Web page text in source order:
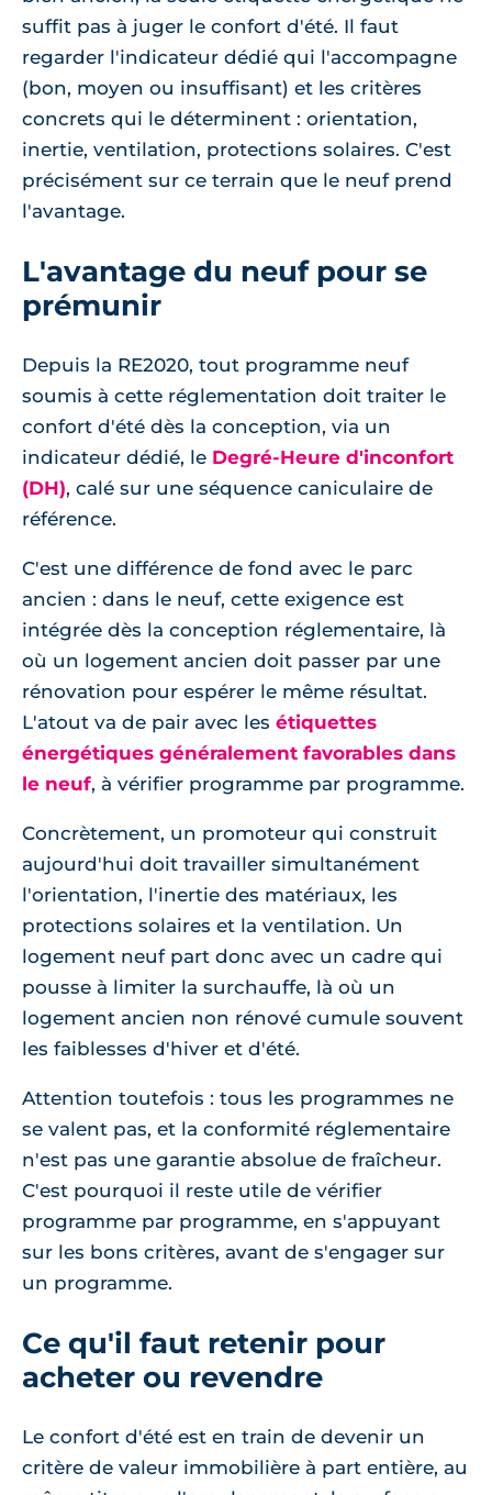
suffit pas à juger le confort d'été. Il faut
regarder l'indicateur dédié qui l'accompagne
(bon, moyen ou insuffisant) et les critères
concrets qui le déterminent : orientation,
inertie, ventilation, protections solaires. C'est
précisément sur ce terrain que le neuf prend
l'avantage.
L'avantage du neuf pour se
prémunir
Depuis la RE2020, tout programme neuf
soumis à cette réglementation doit traiter le
confort d'été dès la conception, via un
indicateur dédié, le Degré-Heure d'inconfort
(DH), calé sur une séquence caniculaire de
référence.
C'est une différence de fond avec le parc
ancien : dans le neuf, cette exigence est
intégrée dès la conception réglementaire, là
où un logement ancien doit passer par une
rénovation pour espérer le même résultat.
L'atout va de pair avec les étiquettes
énergétiques généralement favorables dans
le neuf, à vérifier programme par programme.
Concrètement, un promoteur qui construit
aujourd'hui doit travailler simultanément
l'orientation, l'inertie des matériaux, les
protections solaires et la ventilation. Un
logement neuf part donc avec un cadre qui
pousse à limiter la surchauffe, là où un
logement ancien non rénové cumule souvent
les faiblesses d'hiver et d'été.
Attention toutefois : tous les programmes ne
se valent pas, et la conformité réglementaire
n'est pas une garantie absolue de fraîcheur.
C'est pourquoi il reste utile de vérifier
programme par programme, en s'appuyant
sur les bons critères, avant de s'engager sur
un programme.
Ce qu'il faut retenir pour
acheter ou revendre
Le confort d'été est en train de devenir un
critère de valeur immobilière à part entière, au